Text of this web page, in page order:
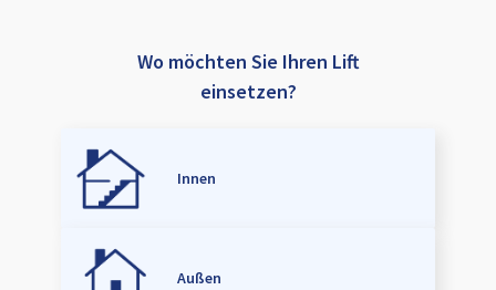
Wo möchten Sie Ihren Lift
einsetzen?
Innen
Außen